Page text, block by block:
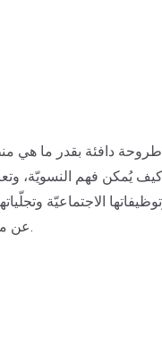
أطروحة دافئة بقدر ما هي
عن معنى أن تكون المرأةُ امرأةً في هذا العصر، وتُطلق نداءً فيه من الاستغاثة بقدر ما فيه من الصّراخ: علينا جميعًا أن نصبح نسويّين.